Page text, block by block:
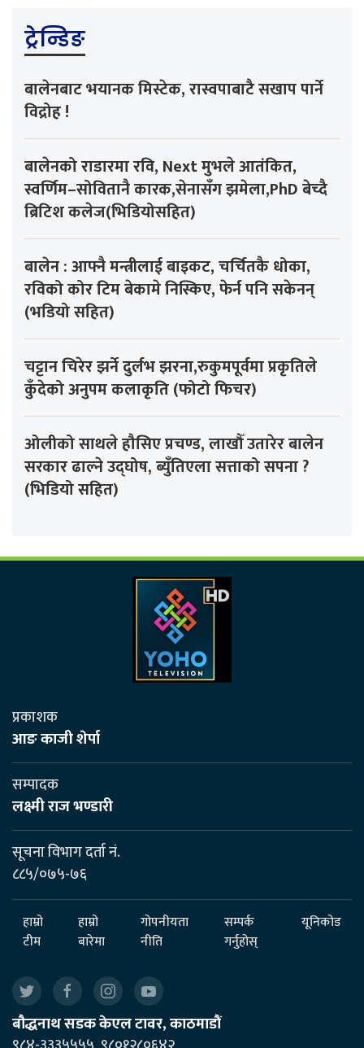
ट्रेन्डिङ
बालेनबाट भयानक मिस्टेक, रास्वपाबाटै सखाप पार्ने
विद्रोह !
बालेनको राडारमा रवि, Next मुभले आतंकित,
स्वर्णिम–सोवितानै कारक,सेनासँग झमेला,PhD बेच्दै
ब्रिटिश कलेज(भिडियोसहित)
बालेन : आफ्नै मन्त्रीलाई बाइकट, चर्चितकै धोका,
रविको कोर टिम बेकामे निस्किए, फेर्न पनि सकेनन्
(भडियो सहित)
चट्टान चिरेर झर्ने दुर्लभ झरना,रुकुमपूर्वमा प्रकृतिले
कुँदेको अनुपम कलाकृति (फोटो फिचर)
ओलीको साथले हौसिए प्रचण्ड, लाखौँ उतारेर बालेन
सरकार ढाल्ने उद्घोष, ब्युँतिएला सत्ताको सपना ?
(भिडियो सहित)
प्रकाशक
आङ काजी शेर्पा
सम्पादक
लक्ष्मी राज भण्डारी
सूचना विभाग दर्ता नं.
८८५/०७५-७६
हाम्रो
टीम
हाम्रो
बारेमा
गोपनीयता
नीति
सम्पर्क
गर्नुहोस्
यूनिकोड
बौद्धनाथ सडक केएल टावर, काठमाडौं